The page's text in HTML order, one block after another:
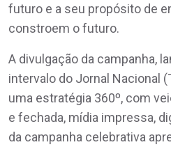
futuro e a seu propósito de
constroem o futuro.
A divulgação da campanha,
intervalo do Jornal Nacional
uma estratégia 360º, com
e fechada, mídia impressa,
da campanha celebrativa